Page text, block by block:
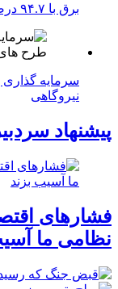
برق با ۹۴.۷ درصد صدرنشین تورم تابستانی!
سرمایه گذاری
نیروگاهی
پیشنهاد
فشارهای
نظامی ما